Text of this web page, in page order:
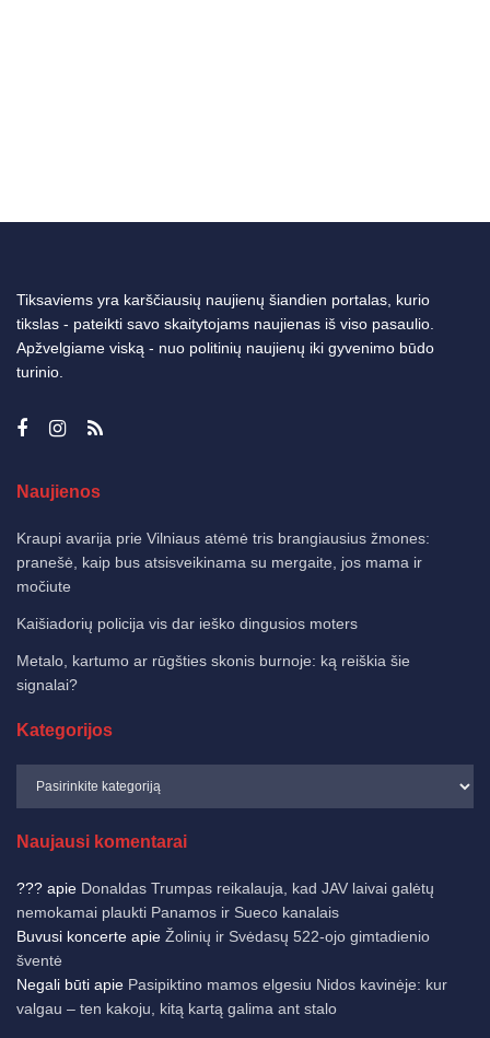
Tiksaviems yra karščiausių naujienų šiandien portalas, kurio
tikslas - pateikti savo skaitytojams naujienas iš viso pasaulio.
Apžvelgiame viską - nuo politinių naujienų iki gyvenimo būdo
turinio.
Naujienos
Kraupi avarija prie Vilniaus atėmė tris brangiausius žmones:
pranešė, kaip bus atsisveikinama su mergaite, jos mama ir
močiute
Kaišiadorių policija vis dar ieško dingusios moters
Metalo, kartumo ar rūgšties skonis burnoje: ką reiškia šie
signalai?
Kategorijos
Naujausi komentarai
??? apie Donaldas Trumpas reikalauja, kad JAV laivai galėtų
nemokamai plaukti Panamos ir Sueco kanalais
Buvusi koncerte apie Žolinių ir Svėdasų 522-ojo gimtadienio
šventė
Negali būti apie Pasipiktino mamos elgesiu Nidos kavinėje: kur
valgau – ten kakoju, kitą kartą galima ant stalo